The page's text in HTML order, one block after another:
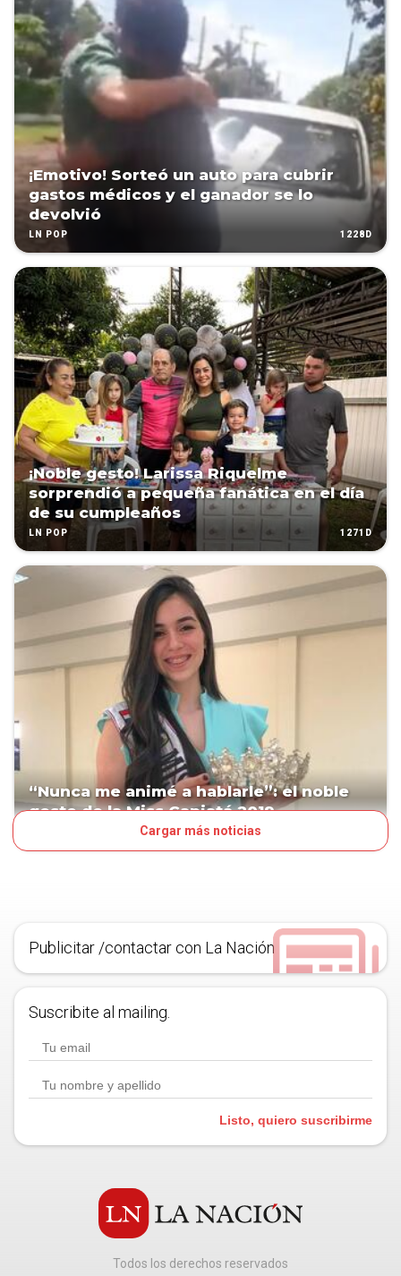
¡Emotivo! Sorteó un auto para cubrir
gastos médicos y el ganador se lo
devolvió
LN POP 1228D
¡Noble gesto! Larissa Riquelme
sorprendió a pequeña fanática en el día
de su cumpleaños
LN POP 1271D
“Nunca me animé a hablarle”: el noble
gesto de la Miss Capiatá 2019
Cargar más noticias
Publicitar /contactar con La Nación
Suscribite al mailing.
Listo, quiero suscribirme
Todos los derechos reservados